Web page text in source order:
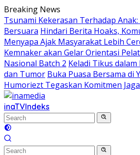
Skip
to
content
Breaking News
Tsunami Kekerasan Terhadap
Bersuara Hindari Berita Hoaks,
Menyapa Ajak Masyarakat Lebih
Kemnaker akan Gelar Orientasi
Nasional Batch 2 Keladi Tikus
dan Tumor Buka Puasa Bersama di
Humoriezt Tegaskan Komitmen
inaTVIndeks